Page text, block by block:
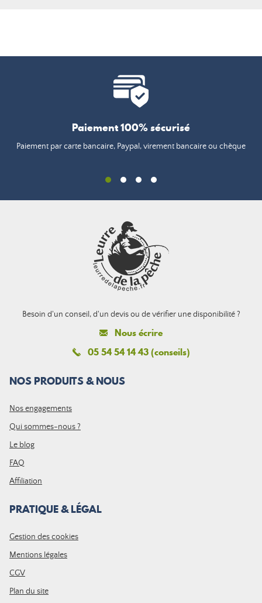
Paiement 100% sécurisé
Paiement par carte bancaire, Paypal, virement bancaire ou chèque
Besoin d'un conseil, d'un devis ou de vérifier une disponibilité ?
Nous écrire
05 54 54 14 43 (conseils)
NOS PRODUITS & NOUS
Nos engagements
Qui sommes-nous ?
Le blog
FAQ
Affiliation
PRATIQUE & LÉGAL
Gestion des cookies
Mentions légales
CGV
Plan du site